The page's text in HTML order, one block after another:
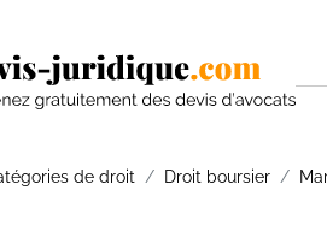
de droit Droit boursier